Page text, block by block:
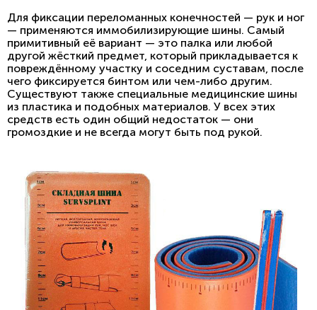
Для фиксации переломанных конечностей — рук и ног
— применяются иммобилизирующие шины. Самый
примитивный её вариант — это палка или любой
другой жёсткий предмет, который прикладывается к
повреждённому участку и соседним суставам, после
чего фиксируется бинтом или чем-либо другим.
Существуют также специальные медицинские шины
из пластика и подобных материалов. У всех этих
средств есть один общий недостаток — они
громоздкие и не всегда могут быть под рукой.